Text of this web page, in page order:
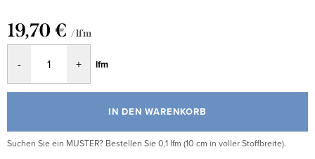
19,70 € / lfm
lfm
IN DEN WARENKORB
Suchen Sie ein MUSTER? Bestellen Sie 0,1 lfm (10 cm in voller Stoffbreite).